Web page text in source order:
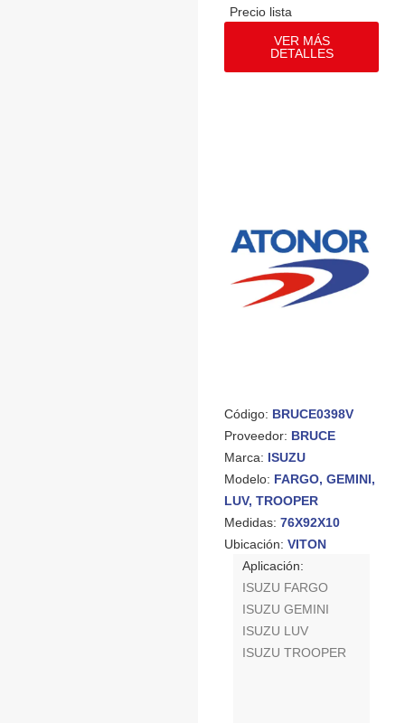
VER MÁS
DETALLES
Código: BRUCE0398V
Proveedor: BRUCE
Marca: ISUZU
Modelo: FARGO, GEMINI,
LUV, TROOPER
Medidas:76X92X10
Ubicación:VITON
Aplicación:
ISUZU FARGO
ISUZU GEMINI
ISUZU LUV
ISUZU TROOPER